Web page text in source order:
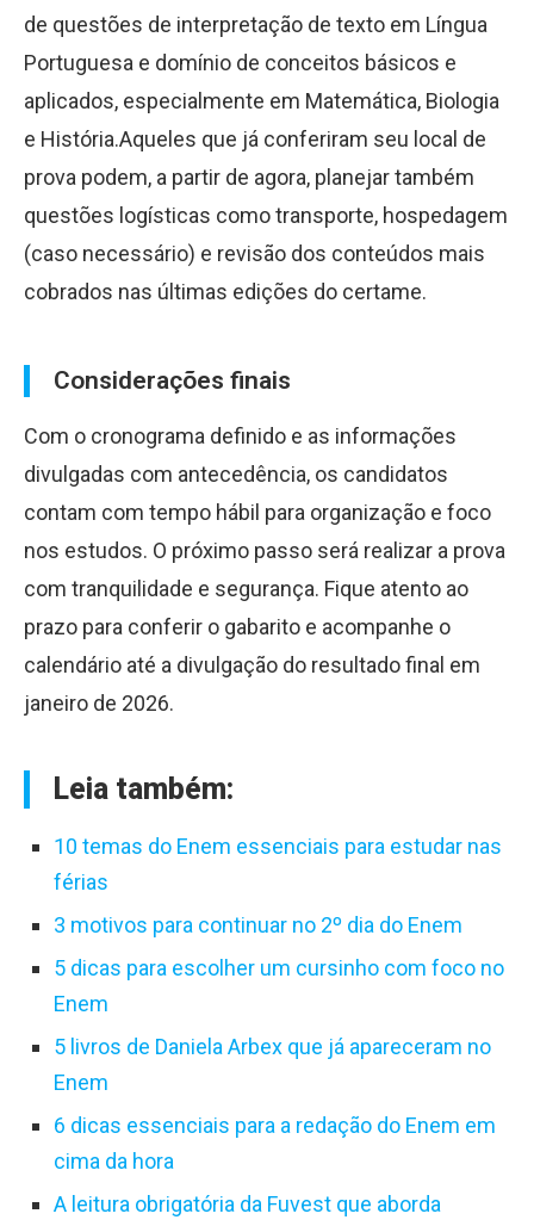
de questões de interpretação de texto em Língua
Portuguesa e domínio de conceitos básicos e
aplicados, especialmente em Matemática, Biologia
e História.Aqueles que já conferiram seu local de
prova podem, a partir de agora, planejar também
questões logísticas como transporte, hospedagem
(caso necessário) e revisão dos conteúdos mais
cobrados nas últimas edições do certame.
Considerações finais
Com o cronograma definido e as informações
divulgadas com antecedência, os candidatos
contam com tempo hábil para organização e foco
nos estudos. O próximo passo será realizar a prova
com tranquilidade e segurança. Fique atento ao
prazo para conferir o gabarito e acompanhe o
calendário até a divulgação do resultado final em
janeiro de 2026.
Leia também:
10 temas do Enem essenciais para estudar nas
férias
3 motivos para continuar no 2º dia do Enem
5 dicas para escolher um cursinho com foco no
Enem
5 livros de Daniela Arbex que já apareceram no
Enem
6 dicas essenciais para a redação do Enem em
cima da hora
A leitura obrigatória da Fuvest que aborda